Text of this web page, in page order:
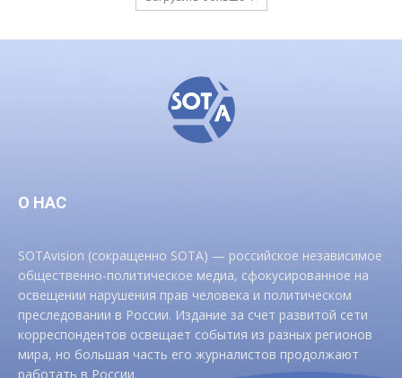
О НАС
SOTAvision (сокращенно SOTA) — российское независимое
общественно-политическое медиа, сфокусированное на
освещении нарушения прав человека и политическом
преследовании в России. Издание за счет развитой сети
корреспондентов освещает события из разных регионов
мира, но большая часть его журналистов продолжают
работать в России.